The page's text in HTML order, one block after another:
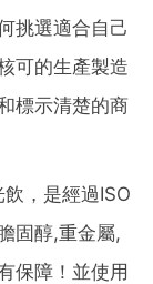
挑選適合自己
可的生產製造
標示清楚的商
，是經過ISO
固醇,重金屬,
保障！並使用